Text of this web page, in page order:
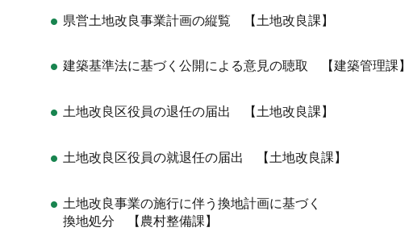
県営土地改良事業計画の縦覧 【土地改良課】
建築基準法に基づく公開による意見の聴取 【建築管理課】
土地改良区役員の退任の届出 【土地改良課】
土地改良区役員の就退任の届出 【土地改良課】
土地改良事業の施行に伴う換地計画に基づく
換地処分 【農村整備課】